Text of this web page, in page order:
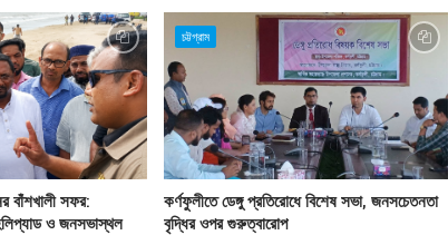
বাঁশখালী সফর:
ও জনসভাস্থল
চট্টগ্রাম
কর্ণফুলীতে ডেঙ্গু প্রতিরোধে বিশেষ সভা, জনসচেতনতা
বৃদ্ধির ওপর গুরুত্বারোপ